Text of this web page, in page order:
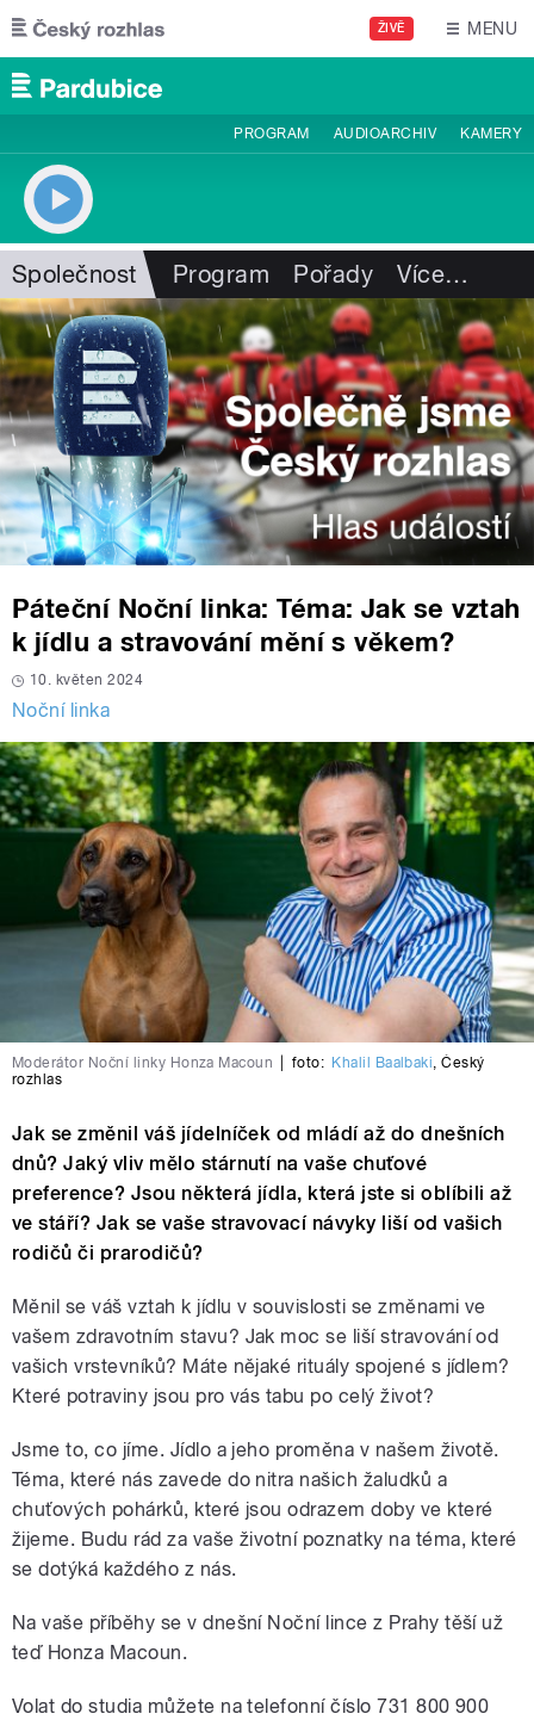
Přejít k hlavnímu obsahu
ŽIVĚ MENU
PROGRAM AUDIOARCHIV KAMERY
Společnost Program Pořady Více…
Páteční Noční linka: Téma: Jak se vztah
k jídlu a stravování mění s věkem?
10. květen 2024
Noční linka
Moderátor Noční linky Honza Macoun foto: Khalil Baalbaki,Český
rozhlas
Jak se změnil váš jídelníček od mládí až do dnešních
dnů? Jaký vliv mělo stárnutí na vaše chuťové
preference? Jsou některá jídla, která jste si oblíbili až
ve stáří? Jak se vaše stravovací návyky liší od vašich
rodičů či prarodičů?
Měnil se váš vztah k jídlu v souvislosti se změnami ve
vašem zdravotním stavu? Jak moc se liší stravování od
vašich vrstevníků? Máte nějaké rituály spojené s jídlem?
Které potraviny jsou pro vás tabu po celý život?
Jsme to, co jíme. Jídlo a jeho proměna v našem životě.
Téma, které nás zavede do nitra našich žaludků a
chuťových pohárků, které jsou odrazem doby ve které
žijeme. Budu rád za vaše životní poznatky na téma, které
se dotýká každého z nás.
Na vaše příběhy se v dnešní Noční lince z Prahy těší už
teď Honza Macoun.
Volat do studia můžete na telefonní číslo 731 800 900